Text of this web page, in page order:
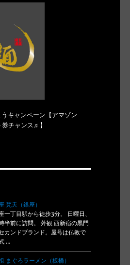
キャンペーン【アマゾン
チャンス♬】
梵天（銀座）
一丁目駅から徒歩3分。 日曜日、
半前に訪問。 外観 西新宿の黒門
カンドブランド。屋号は仏教で
…
まぐろラーメン（板橋）